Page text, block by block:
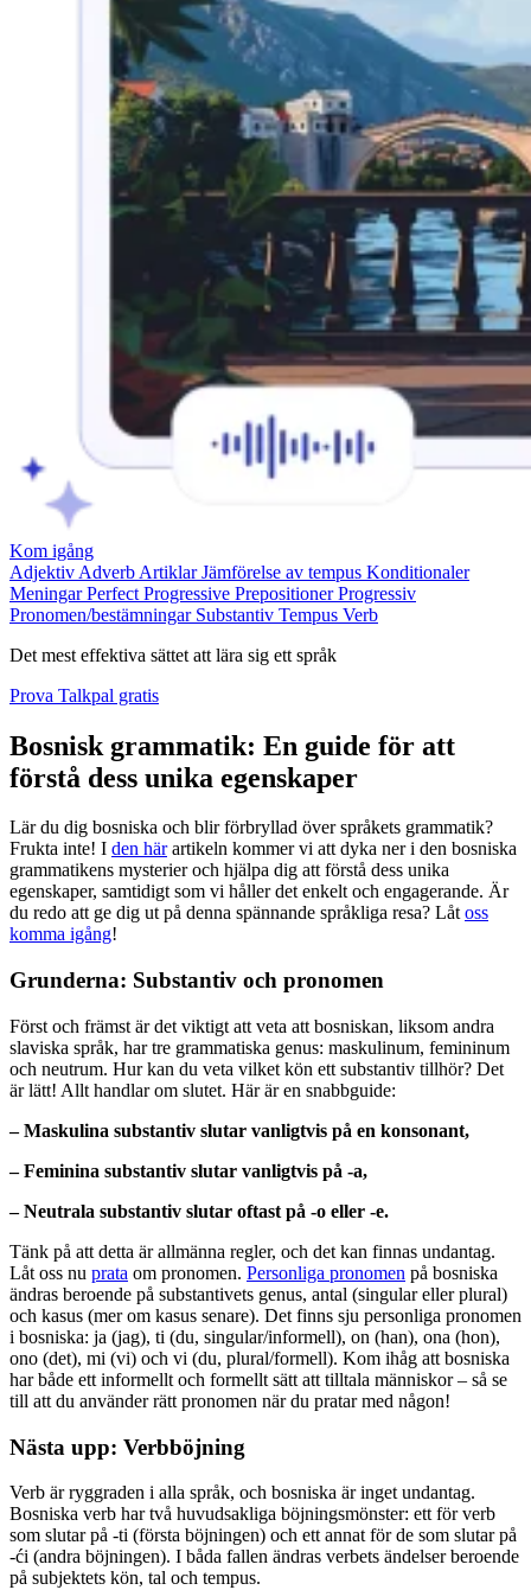
Kom igång
Adjektiv Adverb ArtiklarJämförelse av tempus Konditionaler
MeningarPerfect Progressive PrepositionerProgressiv
Pronomen/bestämningar Substantiv Tempus Verb
Det mest effektiva sättet att lära sig ett språk
Prova Talkpal gratis
Bosnisk grammatik: En guide för att
förstå dess unika egenskaper
Lär du dig bosniska och blir förbryllad över språkets grammatik?
Frukta inte! I den härartikeln kommer vi att dyka ner i den bosniska
grammatikens mysterier och hjälpa dig att förstå dess unika
egenskaper, samtidigt som vi håller det enkelt och engagerande. Är
du redo att ge dig ut på denna spännande språkliga resa? Låtoss
komma igång!
Grunderna: Substantiv och pronomen
Först och främst är det viktigt att veta att bosniskan, liksom andra
slaviska språk, har tre grammatiska genus: maskulinum, femininum
och neutrum. Hur kan du veta vilket kön ett substantiv tillhör? Det
är lätt! Allt handlar om slutet. Här är en snabbguide:
– Maskulina substantiv slutar vanligtvis på en konsonant,
– Feminina substantiv slutar vanligtvis på -a,
– Neutrala substantiv slutar oftast på -o eller -e.
Tänk på att detta är allmänna regler, och det kan finnas undantag.
Låt oss nu prata om pronomen. Personliga pronomen på bosniska
ändras beroende på substantivets genus, antal (singular eller plural)
och kasus (mer om kasus senare). Det finns sju personliga pronomen
i bosniska: ja (jag), ti (du, singular/informell), on (han), ona (hon),
ono (det), mi (vi) och vi (du, plural/formell). Kom ihåg att bosniska
har både ett informellt och formellt sätt att tilltala människor – så se
till att du använder rätt pronomen när du pratar med någon!
Nästa upp: Verbböjning
Verb är ryggraden i alla språk, och bosniska är inget undantag.
Bosniska verb har två huvudsakliga böjningsmönster: ett för verb
som slutar på -ti (första böjningen) och ett annat för de som slutar på
-ći (andra böjningen). I båda fallen ändras verbets ändelser beroende
på subjektets kön, tal och tempus.